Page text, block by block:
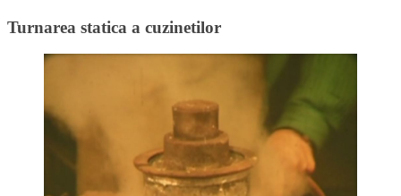
Turnarea statica a cuzinetilor